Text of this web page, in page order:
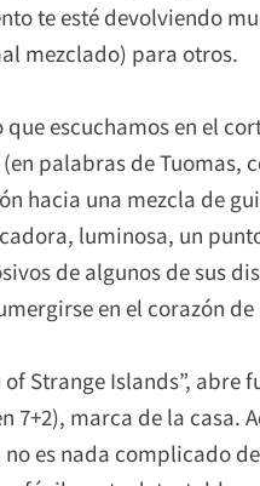
te esté devolviendo
mezclado) para otros.
que escuchamos en el
palabras de
hacia una mezcla de
luminosa, un
de algunos de sus
en el corazón de
Strange Islands”,
7+2), marca de la casa.
no es nada complicado